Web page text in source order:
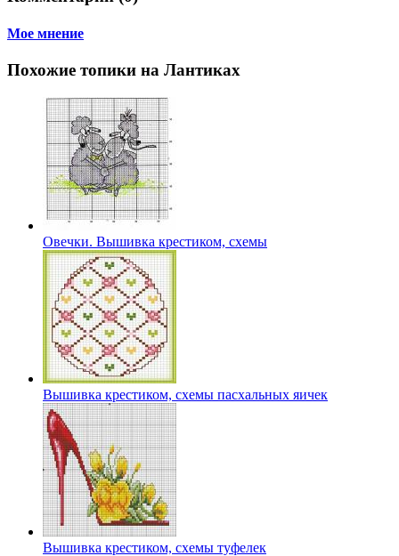
Мое мнение
Похожие топики на Лантиках
Овечки. Вышивка крестиком, схемы
Вышивка крестиком, схемы пасхальных яичек
Вышивка крестиком, схемы туфелек